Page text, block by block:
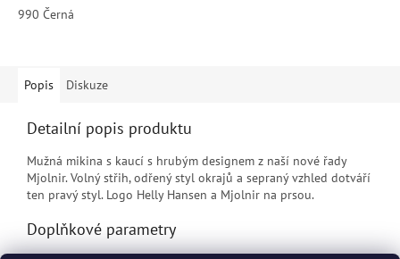
990 Černá
Popis Diskuze
Detailní popis produktu
Mužná mikina s kaucí s hrubým designem z naší nové řady
Mjolnir. Volný střih, odřený styl okrajů a sepraný vzhled dotváří
ten pravý styl. Logo Helly Hansen a Mjolnir na prsou.
Doplňkové parametry